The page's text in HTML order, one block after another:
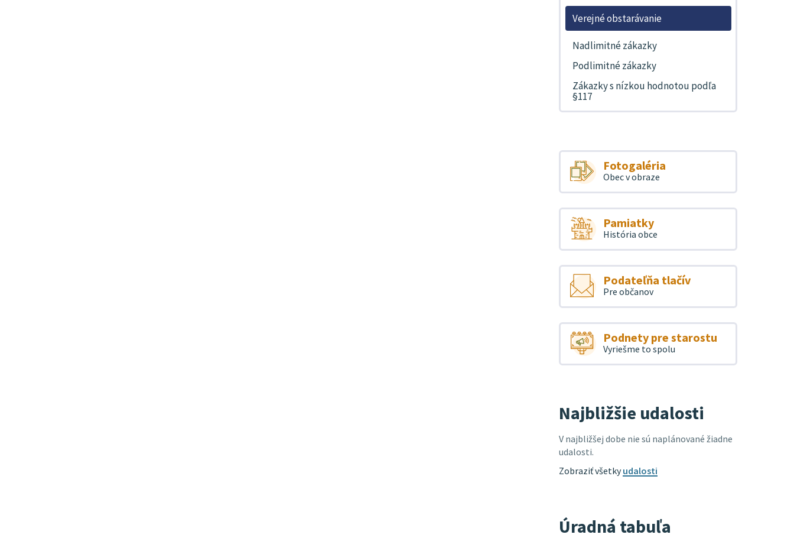
Verejné obstarávanie
Nadlimitné zákazky
Podlimitné zákazky
Zákazky s nízkou hodnotou podľa
§117
Fotogaléria
Obec v obraze
Pamiatky
História obce
Podateľňa tlačív
Pre občanov
Podnety pre starostu
Vyriešme to spolu
Najbližšie udalosti
V najbližšej dobe nie sú naplánované žiadne
udalosti.
Zobraziť všetkyudalosti
Úradná tabuľa